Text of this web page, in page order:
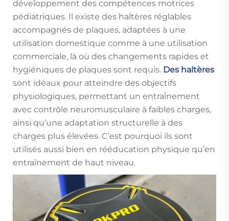
développement des compétences motrices
pédiatriques. Il existe des haltères réglables
accompagnés de plaques, adaptées à une
utilisation domestique comme à une utilisation
commerciale, là où des changements rapides et
hygiéniques de plaques sont requis. Des haltères
sont idéaux pour atteindre des objectifs
physiologiques, permettant un entraînement
avec contrôle neuromusculaire à faibles charges,
ainsi qu’une adaptation structurelle à des
charges plus élevées. C’est pourquoi ils sont
utilisés aussi bien en rééducation physique qu’en
entraînement de haut niveau.